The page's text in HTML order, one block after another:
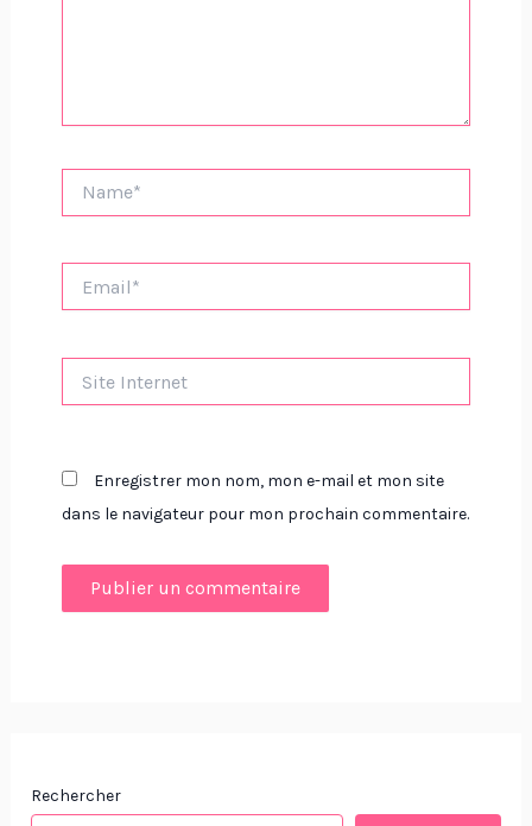
Internet
Enregistrer mon nom, mon e-mail et mon site
dans le navigateur pour mon prochain commentaire.
Rechercher